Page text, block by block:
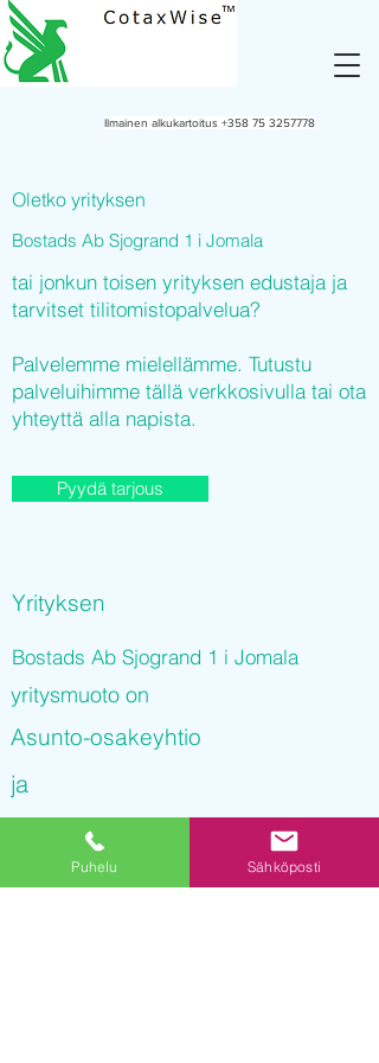
Ilmainen alkukartoitus +358 75 3257778
Oletko yrityksen
Bostads Ab Sjogrand 1 i Jomala
tai jonkun toisen yrityksen edustaja ja
tarvitset tilitomistopalvelua?
Palvelemme mielellämme. Tutustu
palveluihimme tällä verkkosivulla tai ota
yhteyttä alla napista.
Pyydä tarjous
Yrityksen
Bostads Ab Sjogrand 1 i Jomala
yritysmuoto on
Asunto-osakeyhtio
ja
Bostads Ab Sjogrand 1 i Jomala
on rekisteröity kaupparekisteriin
Puhelu Sähköposti